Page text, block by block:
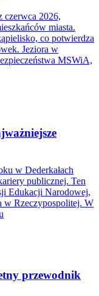
czerwca 2026,
miasta.
co potwierdza
Jeziora w
MSWiA,
w Dederkałach
publicznej. Ten
Edukacji Narodowej,
w Rzeczypospolitej. W
przewodnik